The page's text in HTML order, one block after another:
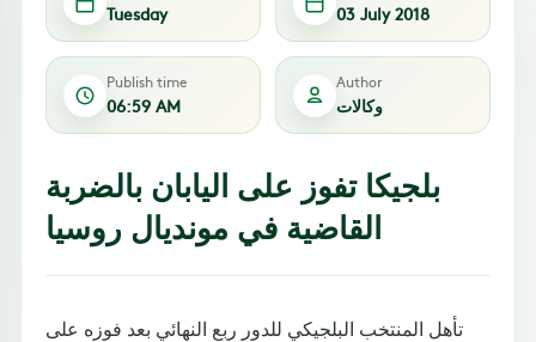
Tuesday 03 July 2018
Publish time
06:59 AM
Author
وكالات
بلجيكا تفوز على اليابان بالضربة
القاضية في مونديال روسيا
تأهل المنتخب البلجيكي للدور ربع النهائي بعد فوزه على